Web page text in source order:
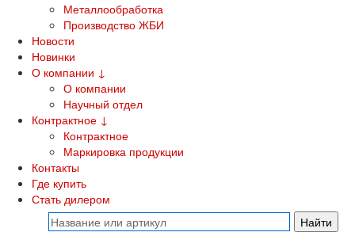
Металлообработка
Производство ЖБИ
Новости
Новинки
О компании ↓
О компании
Научный отдел
Контрактное ↓
Контрактное
Маркировка продукции
Контакты
Где купить
Стать дилером